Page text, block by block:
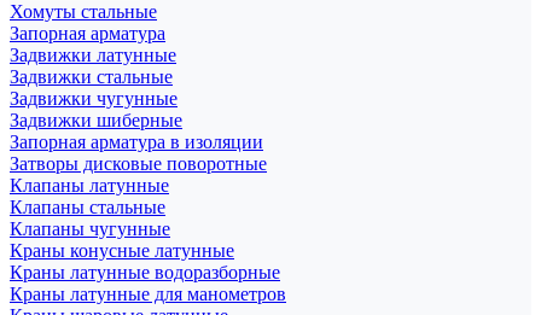
Хомуты стальные
Запорная арматура
Задвижки латунные
Задвижки стальные
Задвижки чугунные
Задвижки шиберные
Запорная арматура в изоляции
Затворы дисковые поворотные
Клапаны латунные
Клапаны стальные
Клапаны чугунные
Краны конусные латунные
Краны латунные водоразборные
Краны латунные для манометров